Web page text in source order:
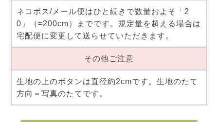
ネコポス/メール便はひと続きで数量およそ「2
0」（=200cm）までです。規定量を超える場合は
宅配便に変更して送らせていただきます。
その他ご注意
生地の上のボタンは直径約2cmです。生地のたて
方向＝写真のたてです。